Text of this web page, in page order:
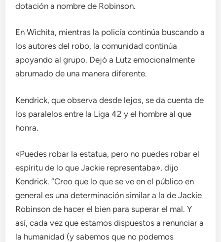
dotación a nombre de Robinson.
En Wichita, mientras la policía continúa buscando a
los autores del robo, la comunidad continúa
apoyando al grupo. Dejó a Lutz emocionalmente
abrumado de una manera diferente.
Kendrick, que observa desde lejos, se da cuenta de
los paralelos entre la Liga 42 y el hombre al que
honra.
«Puedes robar la estatua, pero no puedes robar el
espíritu de lo que Jackie representaba», dijo
Kendrick. “Creo que lo que se ve en el público en
general es una determinación similar a la de Jackie
Robinson de hacer el bien para superar el mal. Y
así, cada vez que estamos dispuestos a renunciar a
la humanidad (y sabemos que no podemos